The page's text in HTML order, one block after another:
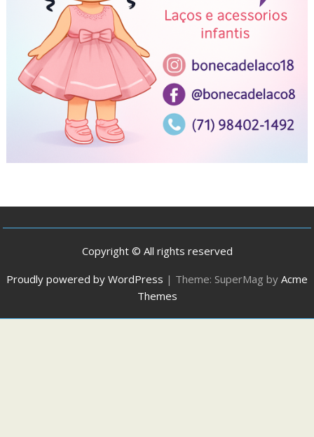
Copyright © All rights reserved
Proudly powered by WordPress | Theme: SuperMag by Acme
Themes